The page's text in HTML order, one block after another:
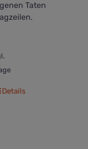
Taten
Details